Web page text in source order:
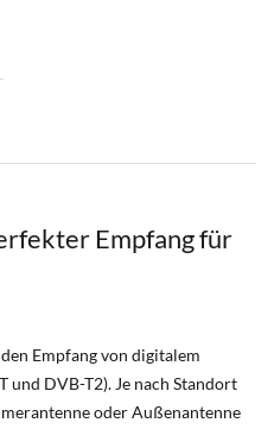
Empfang für
Empfang von digitalem
und DVB-T2). Je nach Standort
oder Außenantenne